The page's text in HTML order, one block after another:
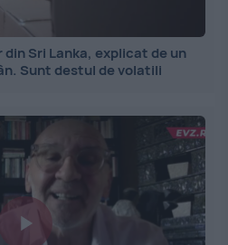
Sri Lanka, explicat de un
Sunt destul de volatili